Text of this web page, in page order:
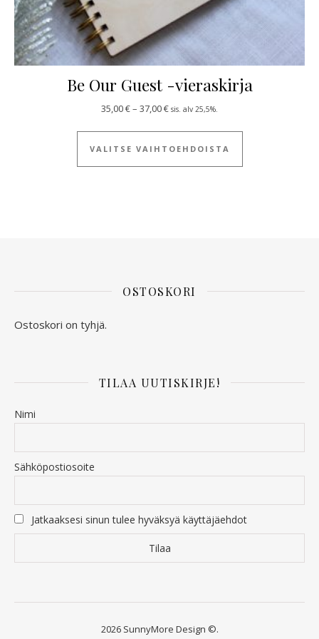
Be Our Guest -vieraskirja
35,00€– 37,00€Hintaluokka: 35,00 € - 37,00 €
sis. alv 25,5%.
VALITSE VAIHTOEHDOISTA
Tällä tuotteella
OSTOSKORI
Ostoskori on tyhjä.
TILAA UUTISKIRJE!
Nimi
Sähköpostiosoite
Jatkaaksesi sinun tulee hyväksyä käyttäjäehdot
2026 SunnyMore Design ©.